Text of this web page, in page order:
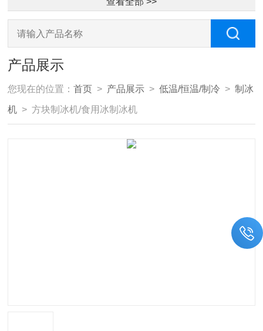
产品展示
您现在的位置：首页 > 产品展示 >低温/恒温/制冷 >制冰
机 > 方块制冰机/食用冰制冰机